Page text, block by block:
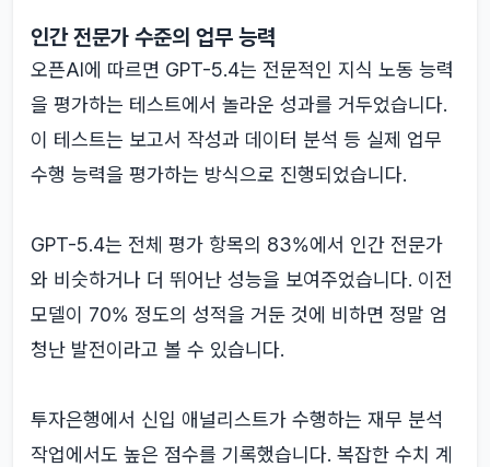
인간 전문가 수준의 업무 능력
오픈AI에 따르면 GPT-5.4는 전문적인 지식 노동 능력
을 평가하는 테스트에서 놀라운 성과를 거두었습니다.
이 테스트는 보고서 작성과 데이터 분석 등 실제 업무
수행 능력을 평가하는 방식으로 진행되었습니다.
GPT-5.4는 전체 평가 항목의 83%에서 인간 전문가
와 비슷하거나 더 뛰어난 성능을 보여주었습니다. 이전
모델이 70% 정도의 성적을 거둔 것에 비하면 정말 엄
청난 발전이라고 볼 수 있습니다.
투자은행에서 신입 애널리스트가 수행하는 재무 분석
작업에서도 높은 점수를 기록했습니다. 복잡한 수치 계